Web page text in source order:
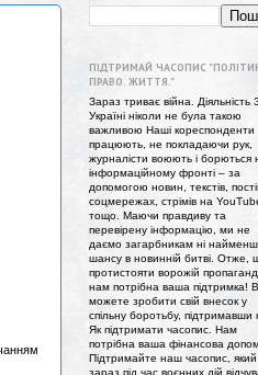
ПІДТРИМАЙ ЧАСОПИС
ПРАВО. ЖИТТЯ."
Зараз триває війна. Діяльність
Україні ніколи не була такою
важливою Наші кореспонденти
працюють, не покладаючи рук,
журналісти воюють і борються
інформаційному фронті – за
допомогою новин, текстів,
соцмережах, стрімів на
тощо. Маючи правдиву та
перевірену інформацію, ми не
даємо загарбникам ні
шансу в новинній битві. Отже,
протистояти ворожій
нам потрібна ваша підтримка!
можете зробити свій внесок у
спільну боротьбу, підтримавши
Як підтримати часопис. Нам
потрібна ваша фінансова
Підтримайте наш часопис, який
зараз під час воєнних дій